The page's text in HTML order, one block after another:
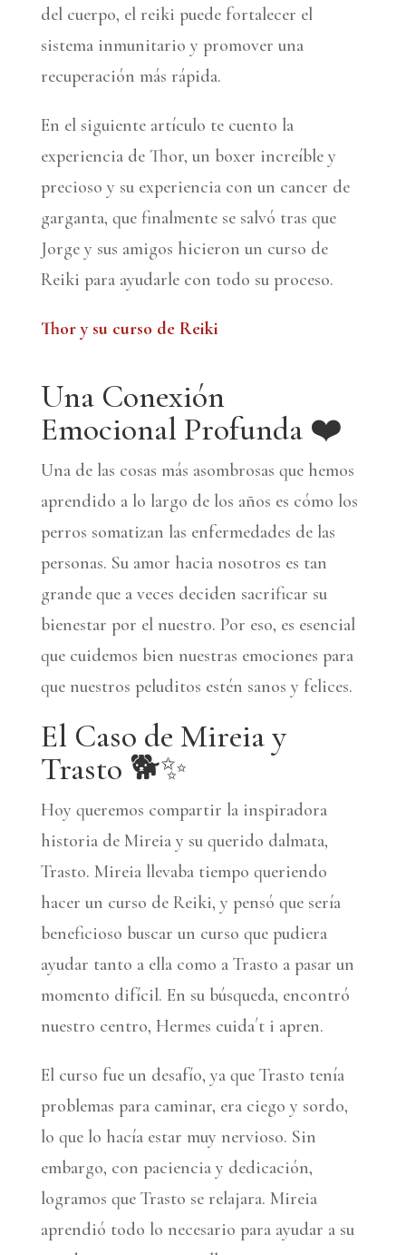
del cuerpo, el reiki puede fortalecer el
sistema inmunitario y promover una
recuperación más rápida.
En el siguiente artículo te cuento la
experiencia de Thor, un boxer increíble y
precioso y su experiencia con un cancer de
garganta, que finalmente se salvó tras que
Jorge y sus amigos hicieron un curso de
Reiki para ayudarle con todo su proceso.
Thor y su curso de Reiki
Una Conexión
Emocional Profunda ❤️
Una de las cosas más asombrosas que hemos
aprendido a lo largo de los años es cómo los
perros somatizan las enfermedades de las
personas. Su amor hacia nosotros es tan
grande que a veces deciden sacrificar su
bienestar por el nuestro. Por eso, es esencial
que cuidemos bien nuestras emociones para
que nuestros peluditos estén sanos y felices.
El Caso de Mireia y
Trasto 🐕✨
Hoy queremos compartir la inspiradora
historia de Mireia y su querido dalmata,
Trasto. Mireia llevaba tiempo queriendo
hacer un curso de Reiki, y pensó que sería
beneficioso buscar un curso que pudiera
ayudar tanto a ella como a Trasto a pasar un
momento difícil. En su búsqueda, encontró
nuestro centro, Hermes cuida´t i apren.
El curso fue un desafío, ya que Trasto tenía
problemas para caminar, era ciego y sordo,
lo que lo hacía estar muy nervioso. Sin
embargo, con paciencia y dedicación,
logramos que Trasto se relajara. Mireia
aprendió todo lo necesario para ayudar a su